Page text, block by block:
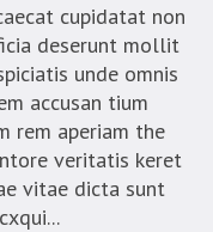
cupidatat non
deserunt mollit
unde omnis
accusan tium
rem aperiam the
veritatis keret
vitae dicta sunt